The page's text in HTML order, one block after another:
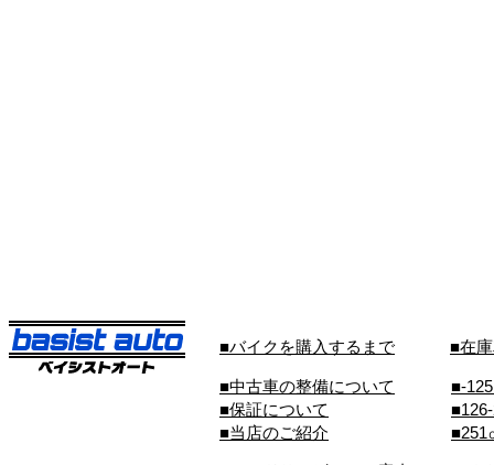
■バイクを購入するまで ■在
■中古車の整備について
■保証について
■当店のご紹介
■-
■251